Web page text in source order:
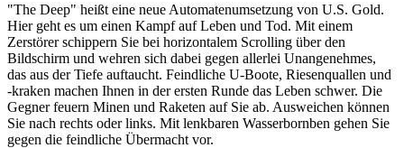
"The Deep" heißt eine neue Automatenumsetzung von U.S. Gold.
Hier geht es um einen Kampf auf Leben und Tod. Mit einem
Zerstörer schippern Sie bei horizontalem Scrolling über den
Bildschirm und wehren sich dabei gegen allerlei Unangenehmes,
das aus der Tiefe auftaucht. Feindliche U-Boote, Riesenquallen und
-kraken machen Ihnen in der ersten Runde das Leben schwer. Die
Gegner feuern Minen und Raketen auf Sie ab. Ausweichen können
Sie nach rechts oder links. Mit lenkbaren Wasserbornben gehen Sie
gegen die feindliche Übermacht vor.